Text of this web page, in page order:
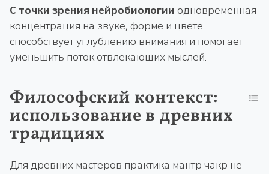
С точки зрения нейробиологии одновременная
концентрация на звуке, форме и цвете
способствует углублению внимания и помогает
уменьшить поток отвлекающих мыслей.
Философский контекст:
использование в древних
традициях
Для древних мастеров практика мантр чакр не